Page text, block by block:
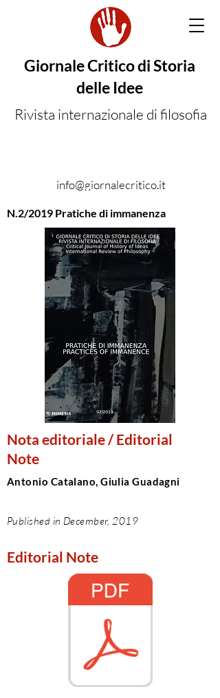
Giornale Critico di Storia
delle Idee
Rivista internazionale di filosofia
info@giornalecritico.it
N.2/2019 Pratiche di immanenza
Nota editoriale / Editorial
Note
Antonio Catalano, Giulia Guadagni
Published in December, 2019
Editorial Note